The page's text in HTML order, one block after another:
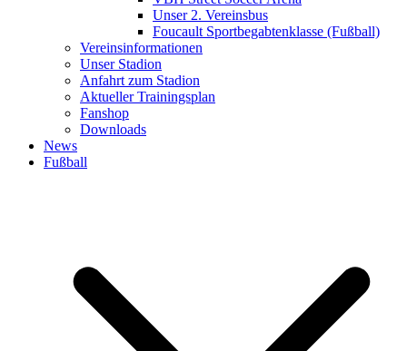
Unser 2. Vereinsbus
Foucault Sportbegabtenklasse (Fußball)
Vereinsinformationen
Unser Stadion
Anfahrt zum Stadion
Aktueller Trainingsplan
Fanshop
Downloads
News
Fußball